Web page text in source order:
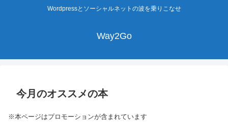
Wordpressとソーシャルネットの波を乗りこなせ
Way2Go
今月のオススメの本
※本ページはプロモーションが含まれています